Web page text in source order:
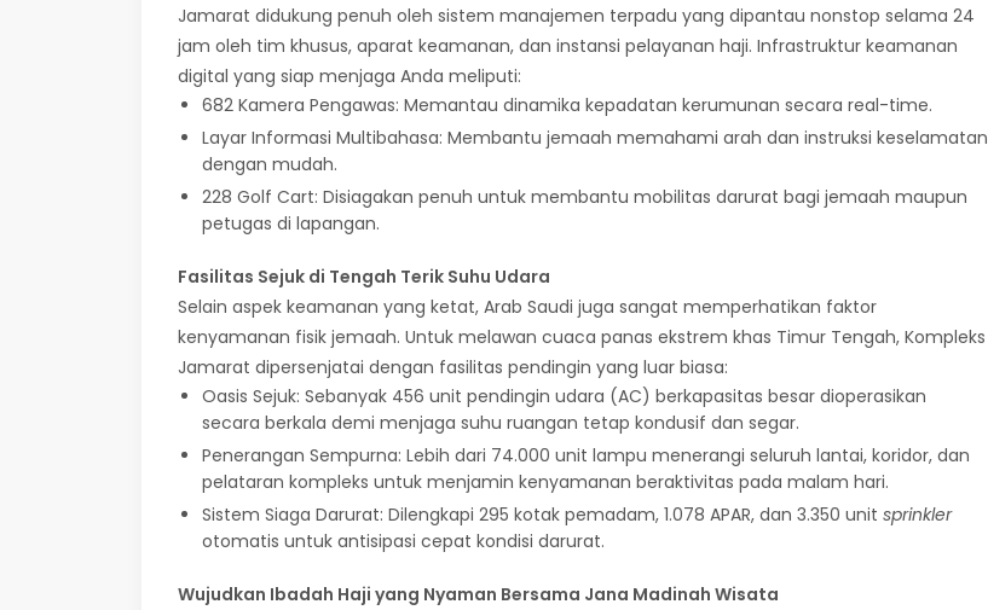
Jamarat didukung penuh oleh sistem manajemen terpadu yang dipantau nonstop selama 24
jam oleh tim khusus, aparat keamanan, dan instansi pelayanan haji. Infrastruktur keamanan
digital yang siap menjaga Anda meliputi:
682 Kamera Pengawas: Memantau dinamika kepadatan kerumunan secara real-time.
Layar Informasi Multibahasa: Membantu jemaah memahami arah dan instruksi keselamatan
dengan mudah.
228 Golf Cart: Disiagakan penuh untuk membantu mobilitas darurat bagi jemaah maupun
petugas di lapangan.
Fasilitas Sejuk di Tengah Terik Suhu Udara
Selain aspek keamanan yang ketat, Arab Saudi juga sangat memperhatikan faktor
kenyamanan fisik jemaah. Untuk melawan cuaca panas ekstrem khas Timur Tengah, Kompleks
Jamarat dipersenjatai dengan fasilitas pendingin yang luar biasa:
Oasis Sejuk: Sebanyak 456 unit pendingin udara (AC) berkapasitas besar dioperasikan
secara berkala demi menjaga suhu ruangan tetap kondusif dan segar.
Penerangan Sempurna: Lebih dari 74.000 unit lampu menerangi seluruh lantai, koridor, dan
pelataran kompleks untuk menjamin kenyamanan beraktivitas pada malam hari.
Sistem Siaga Darurat: Dilengkapi 295 kotak pemadam, 1.078 APAR, dan 3.350 unit sprinkler
otomatis untuk antisipasi cepat kondisi darurat.
Wujudkan Ibadah Haji yang Nyaman Bersama Jana Madinah Wisata